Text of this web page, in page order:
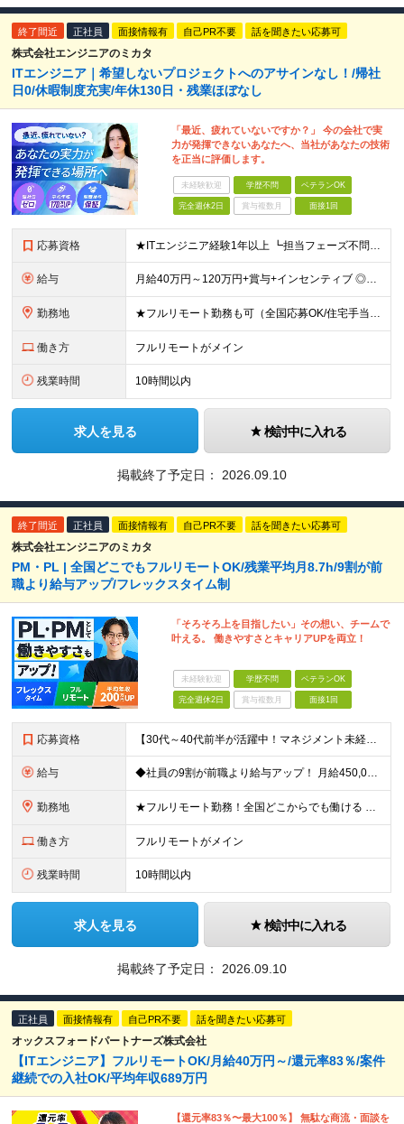
終了間近 正社員 面接情報有 自己PR不要 話を聞きたい応募可
株式会社エンジニアのミカタ
ITエンジニア｜希望しないプロジェクトへのアサインなし！/帰社
日0/休暇制度充実/年休130日・残業ほぼなし
「最近、疲れていないですか？」 今の会社で実
力が発揮できないあなたへ、当社があなたの技術
を正当に評価します。
未経験歓迎 学歴不問 ベテランOK
完全週休2日 賞与複数月 面接1回
応募資格 ★ITエンジニア経験1年以上 ┗担当フェーズ不問 ┗経験年数不問（1年未満でもOK） ★年齢・学歴不問 ■ブランクありOK ■第二新卒歓迎 ■前職の雇用形態も一切不問 ■20代・30代の若手から
給与 月給40万円～120万円+賞与+インセンティブ ◎入社した全員が年収UPしています！平均170万円UP！ ※経験・能力などを考慮の上、決定します。 ※月30時間（76,000円～）の固定残業代を含みま
勤務地 ★フルリモート勤務も可（全国応募OK/住宅手当を支給します） ※案件によって出勤が必要になる場合があります。 ※希望がない限り、転勤はありません ※U・Iターン歓迎 【拠点】 ◆本社／東京都新宿区西
働き方 フルリモートがメイン
残業時間 10時間以内
求人を見る 検討中に入れる
掲載終了予定日： 2026.09.10
終了間近 正社員 面接情報有 自己PR不要 話を聞きたい応募可
株式会社エンジニアのミカタ
PM・PL | 全国どこでもフルリモートOK/残業平均月8.7h/9割が前
職より給与アップ/フレックスタイム制
「そろそろ上を目指したい」その想い、チームで
叶える。 働きやすさとキャリアUPを両立！
未経験歓迎 学歴不問 ベテランOK
完全週休2日 賞与複数月 面接1回
応募資格 【30代～40代前半が活躍中！マネジメント未経験歓迎】 ●エンジニアとしての実務経験を3年以上お持ちの方 （開発言語や担当フェーズは不問） ●学歴不問 ★「PLやPMにステップアップしたい」 「後輩
給与 ◆社員の9割が前職より給与アップ！ 月給450,000円～531,500円+賞与＋インセンティブ ※経験・スキルを考慮の上、優遇いたします ※残業代につきましては、面接時にご説明させていただきます
勤務地 ★フルリモート勤務！全国どこからでも働ける ＼一人にならない！帰属意識を感じながら働ける／ リモートでもメンバー間のやり取りをスムーズに行えるように、 当社ではLINEグループを導入。活発なコミュニ
働き方 フルリモートがメイン
残業時間 10時間以内
求人を見る 検討中に入れる
掲載終了予定日： 2026.09.10
正社員 面接情報有 自己PR不要 話を聞きたい応募可
オックスフォードパートナーズ株式会社
【ITエンジニア】フルリモートOK/月給40万円～/還元率83％/案件
継続での入社OK/平均年収689万円
【還元率83％〜最大100％】 無駄な商流・面談を